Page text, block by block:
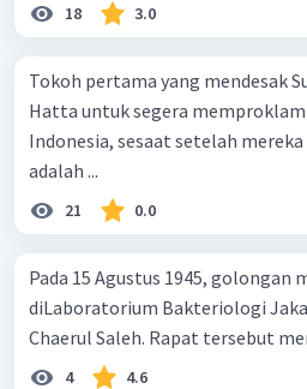
18 3.0
Tokoh pertama yang mendesak
Hatta untuk segera
Indonesia, sesaat setelah
adalah ...
21 0.0
Pada 15 Agustus 1945, golongan
diLaboratorium Bakteriologi
Chaerul Saleh. Rapat tersebut
4 4.6